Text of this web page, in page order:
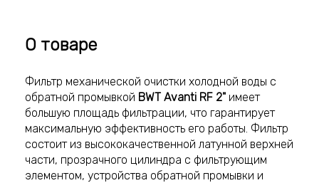
О товаре
Фильтр механической очистки холодной воды с
обратной промывкой BWT Avanti RF 2" имеет
большую площадь фильтрации, что гарантирует
максимальную эффективность его работы. Фильтр
состоит из высококачественной латунной верхней
части, прозрачного цилиндра с фильтрующим
элементом, устройства обратной промывки и